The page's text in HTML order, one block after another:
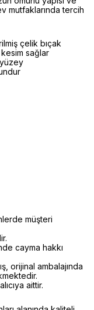
mutfaklarında tercih
çelik bıçak
sağlar
müşteri
cayma hakkı
orijinal ambalajında
aittir.